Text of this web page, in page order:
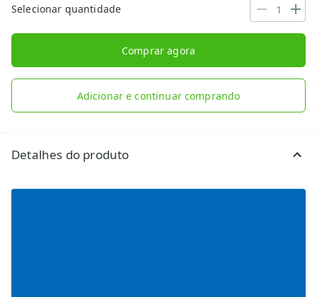
Selecionar quantidade
Comprar agora
Adicionar e continuar comprando
Detalhes do produto